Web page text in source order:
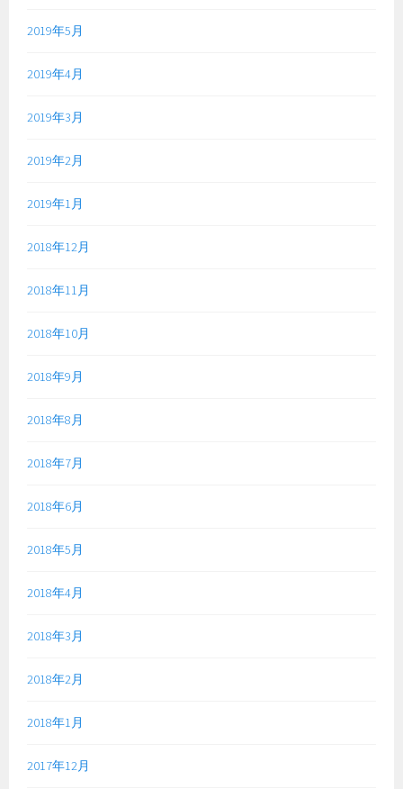
2019年5月
2019年4月
2019年3月
2019年2月
2019年1月
2018年12月
2018年11月
2018年10月
2018年9月
2018年8月
2018年7月
2018年6月
2018年5月
2018年4月
2018年3月
2018年2月
2018年1月
2017年12月